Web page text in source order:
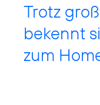
Trotz
bekennt
zum